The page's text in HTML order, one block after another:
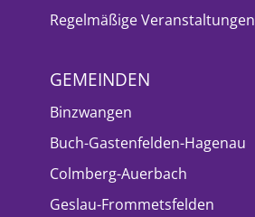
Regelmäßige Veranstaltungen
GEMEINDEN
Binzwangen
Buch-Gastenfelden-Hagenau
Colmberg-Auerbach
Geslau-Frommetsfelden